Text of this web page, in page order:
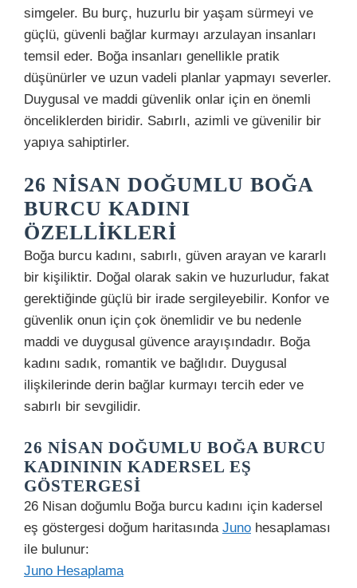
simgeler. Bu burç, huzurlu bir yaşam sürmeyi ve
güçlü, güvenli bağlar kurmayı arzulayan insanları
temsil eder. Boğa insanları genellikle pratik
düşünürler ve uzun vadeli planlar yapmayı severler.
Duygusal ve maddi güvenlik onlar için en önemli
önceliklerden biridir. Sabırlı, azimli ve güvenilir bir
yapıya sahiptirler.
26 NISAN DOĞUMLU BOĞA
BURCU KADINI
ÖZELLIKLERI
Boğa burcu kadını, sabırlı, güven arayan ve kararlı
bir kişiliktir. Doğal olarak sakin ve huzurludur, fakat
gerektiğinde güçlü bir irade sergileyebilir. Konfor ve
güvenlik onun için çok önemlidir ve bu nedenle
maddi ve duygusal güvence arayışındadır. Boğa
kadını sadık, romantik ve bağlıdır. Duygusal
ilişkilerinde derin bağlar kurmayı tercih eder ve
sabırlı bir sevgilidir.
26 NISAN DOĞUMLU BOĞA BURCU
KADINININ KADERSEL EŞ
GÖSTERGESI
26 Nisan doğumlu Boğa burcu kadını için kadersel
eş göstergesi doğum haritasında Juno hesaplaması
ile bulunur:
Juno Hesaplama